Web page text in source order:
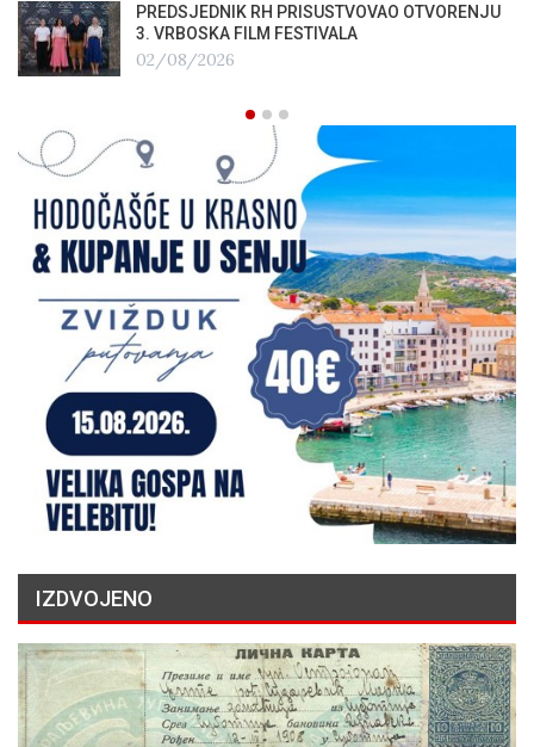
PREDSJEDNIK RH PRISUSTVOVAO OTVORENJU
3. VRBOSKA FILM FESTIVALA
02/08/2026
IZDVOJENO